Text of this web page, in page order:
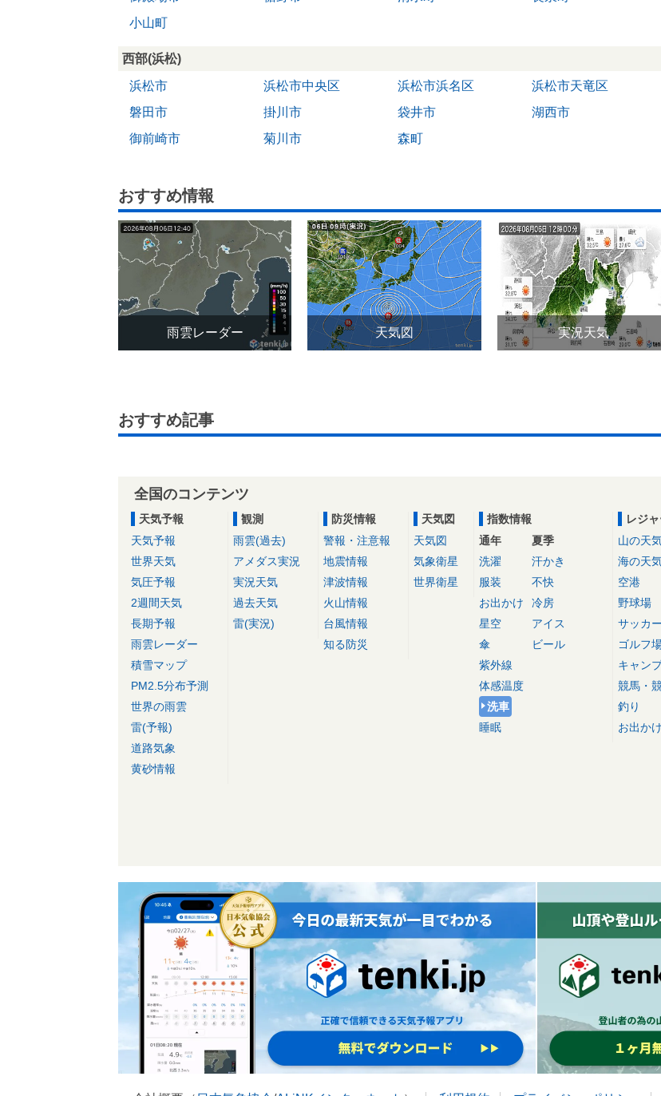
小山町
西部(浜松)
浜松市
浜松市中央区 浜松市浜名区
浜松市天竜区
磐田市
掛川市 袋井市
湖西市
御前崎市
菊川市 森町
おすすめ情報
雨雲レーダー 天気図 実況天気
おすすめ記事
全国のコンテンツ
天気予報
天気予報
世界天気
気圧予報
2週間天気
長期予報
雨雲レーダー
積雪マップ
PM2.5分布予測
世界の雨雲
雷(予報)
道路気象
黄砂情報
観測
雨雲(過去)
アメダス実況
実況天気
過去天気
雷(実況)
防災情報
警報・注意報
地震情報
津波情報
火山情報
台風情報
知る防災
天気図
天気図
気象衛星
世界衛星
指数情報
通年
洗濯
服装
お出かけ
星空
傘
紫外線
体感温度
洗車
睡眠
夏季
汗かき
不快
冷房
アイス
ビール
レジ
山の天
海の天
空港
野球場
サッカ
ゴルフ
キャン
競馬・
釣り
お出か